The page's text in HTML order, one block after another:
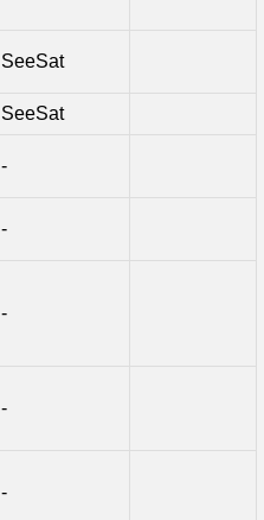
SeeSat
SeeSat
-
-
-
-
-